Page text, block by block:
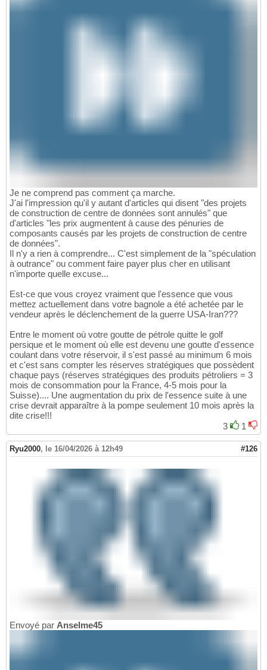
Je ne comprend pas comment ça marche.
J'ai l'impression qu'il y autant d'articles qui disent "des projets
de construction de centre de données sont annulés" que
d'articles "les prix augmentent à cause des pénuries de
composants causés par les projets de construction de centre
de données".
Il n'y a rien à comprendre... C'est simplement de la "spéculation
à outrance" ou comment faire payer plus cher en utilisant
n'importe quelle excuse...
Est-ce que vous croyez vraiment que l'essence que vous
mettez actuellement dans votre bagnole a été achetée par le
vendeur après le déclenchement de la guerre USA-Iran???
Entre le moment où votre goutte de pétrole quitte le golf
persique et le moment où elle est devenu une goutte d'essence
coulant dans votre réservoir, il s'est passé au minimum 6 mois
et c'est sans compter les réserves stratégiques que possèdent
chaque pays (réserves stratégiques des produits pétroliers = 3
mois de consommation pour la France, 4-5 mois pour la
Suisse).... Une augmentation du prix de l'essence suite à une
crise devrait apparaître à la pompe seulement 10 mois après la
dite crise!!!
3
1
Ryu2000, le 16/04/2026 à 12h49 #126
Envoyé par Anselme45